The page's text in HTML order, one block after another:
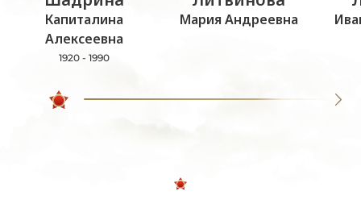
Капиталина
Алексеевна
1920 - 1990
Мария Андреевна